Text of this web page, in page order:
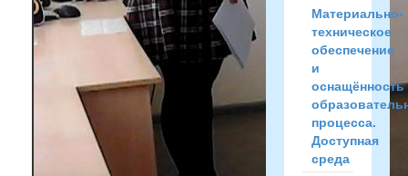
Материально-
техническое
обеспечение
и
оснащённость
процесса.
Доступная
среда